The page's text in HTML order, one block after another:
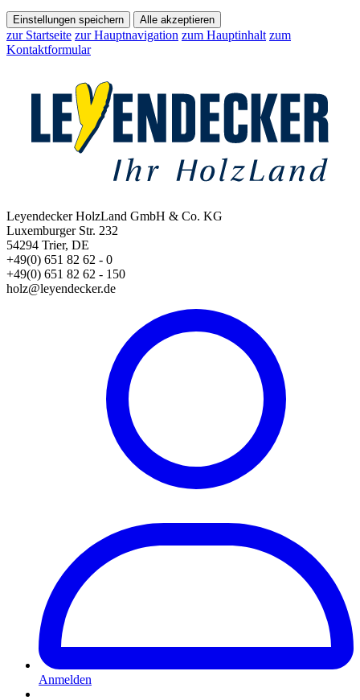
Einstellungen speichern Alle akzeptieren
zur Startseite zur Hauptnavigation zum Hauptinhalt zum
Kontaktformular
Leyendecker HolzLand GmbH & Co. KG
Luxemburger Str. 232
54294 Trier, DE
+49(0) 651 82 62 - 0
+49(0) 651 82 62 - 150
holz@leyendecker.de
Anmelden